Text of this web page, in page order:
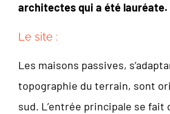
architectes qui a été lauréate.
Le site :
Les maisons passives,
topographie du terrain, sont
sud. L’entrée principale se fait